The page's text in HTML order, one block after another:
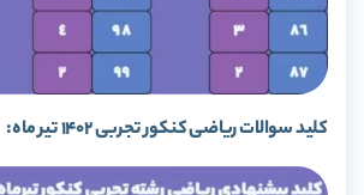
کلید سوالات ریاضی کنکور تجربی 1402 تیر ماه: